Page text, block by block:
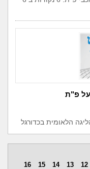
פ"ת
הלאומית בכדורגל
12
13
14
15
16